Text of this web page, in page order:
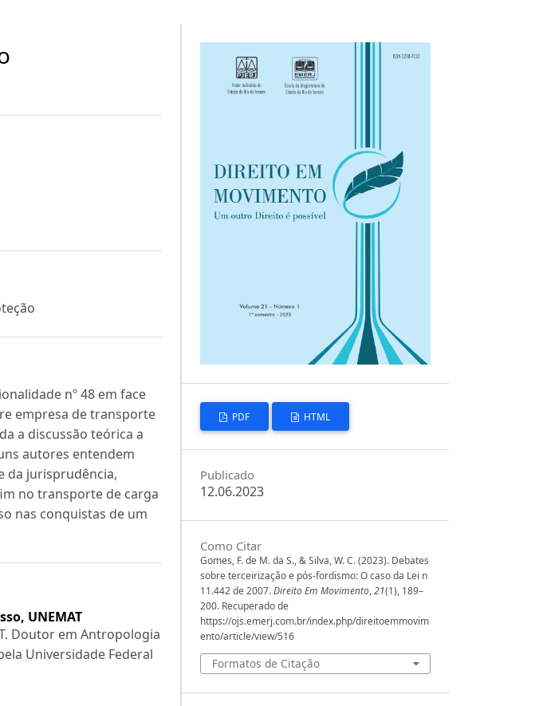
nº 48 em face
empresa de transporte
a discussão teórica a
autores entendem
da jurisprudência,
no transporte de carga
nas conquistas de um
UNEMAT
Doutor em Antropologia
Universidade Federal
PDF HTML
Publicado
12.06.2023
Como Citar
Gomes, F. de M. da S., & Silva, W. C. (2023). Debates
sobre terceirização e pós-fordismo: O caso da Lei n
11.442 de 2007.Direito Em Movimento,21(1), 189–
200. Recuperado de
https://ojs.emerj.com.br/index.php/direitoemmovim
ento/article/view/516
Formatos de Citação